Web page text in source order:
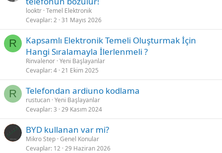
looktr Temel Elektronik
Cevaplar 2 31 Mayıs 2026
R
Kapsamlı Elektronik Temeli Oluşturmak İçin
Hangi Sıralamayla İlerlenmeli ?
Rinvalenor Yeni Başlayanlar
Cevaplar 4 21 Ekim 2025
R Telefondan ardiuno kodlama
rustucan Yeni Başlayanlar
Cevaplar 3 29 Kasım 2024
BYD kullanan var mi?
Mikro Step Genel Konular
Cevaplar 12 29 Haziran 2026